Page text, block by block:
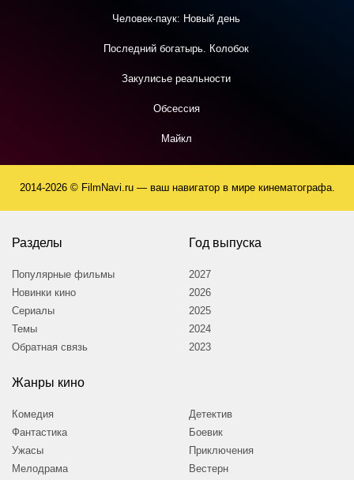
Человек-паук: Новый день
Последний богатырь. Колобок
Закулисье реальности
Обсессия
Майкл
2014-2026 © FilmNavi.ru — ваш навигатор в мире кинематографа.
Разделы
Популярные фильмы
Новинки кино
Сериалы
Темы
Обратная связь
Год выпуска
2027
2026
2025
2024
2023
Жанры кино
Комедия
Фантастика
Ужасы
Мелодрама
Детектив
Боевик
Приключения
Вестерн